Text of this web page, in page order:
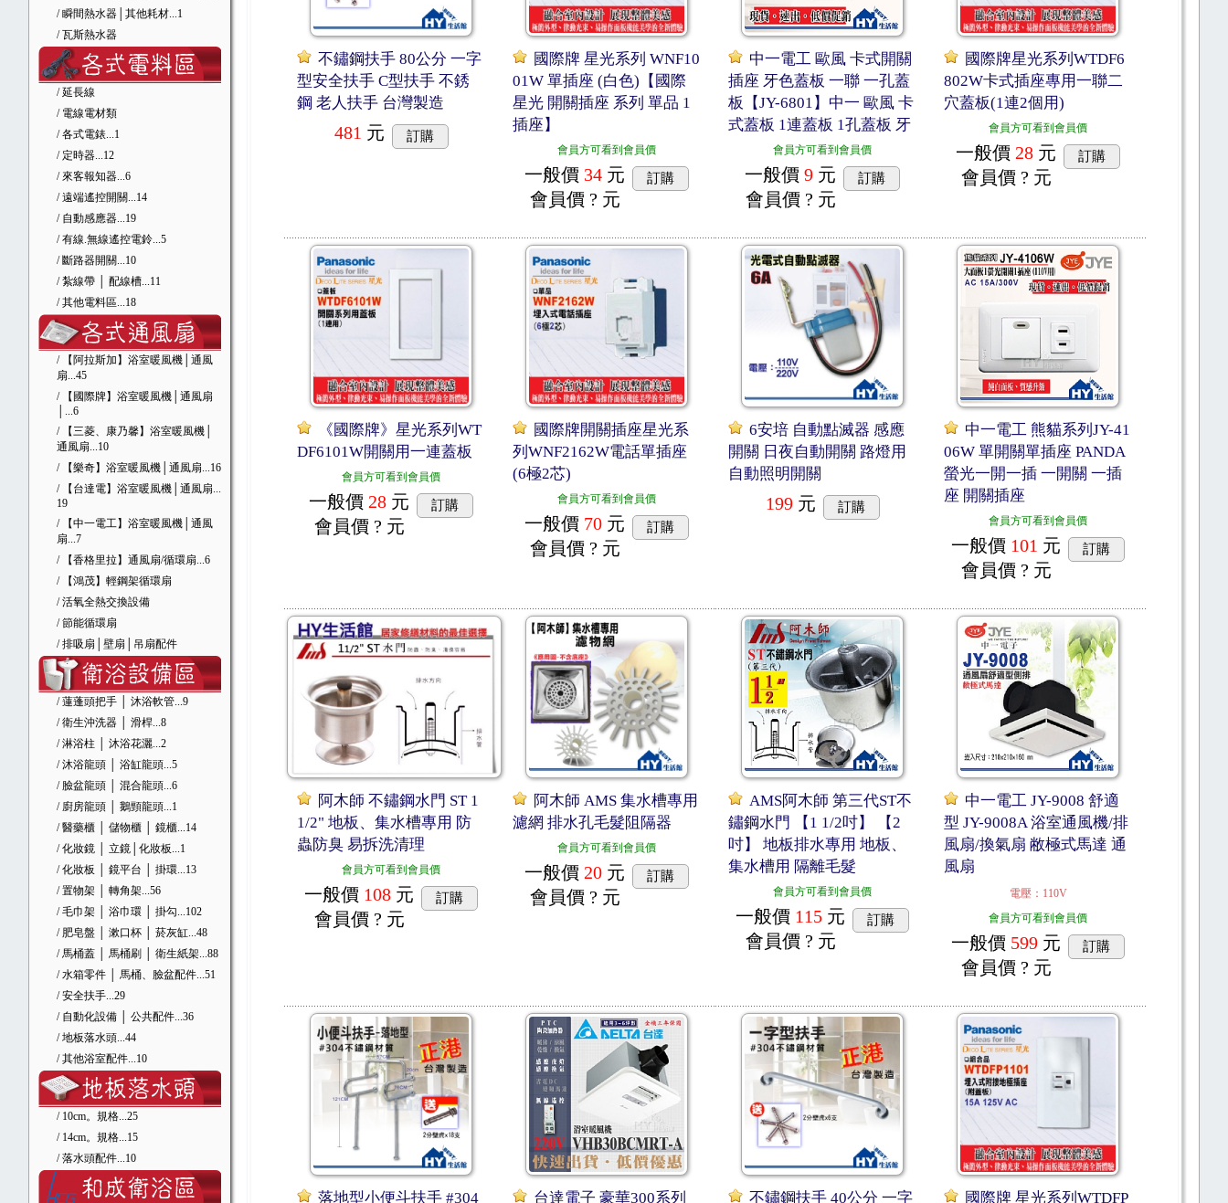
/ 瞬間熱水器│其他耗材...1
/ 瓦斯熱水器
/ 延長線
/ 電線電材類
/ 各式電錶...1
/ 定時器...12
/ 來客報知器...6
/ 遠端遙控開關...14
/ 自動感應器...19
/ 有線.無線遙控電鈴...5
/ 斷路器開關...10
/ 紮線帶 │ 配線槽...11
/ 其他電料區...18
/ 【阿拉斯加】浴室暖風機│通風
扇...45
/ 【國際牌】浴室暖風機│通風扇
...6
/ 【三菱、康乃馨】浴室暖風機│
通風扇...10
/ 【樂奇】浴室暖風機│通風扇...16
/ 【台達電】浴室暖風機│通風扇...
19
/ 【中一電工】浴室暖風機│通風
扇...7
/ 【香格里拉】通風扇/循環扇...6
/ 【鴻茂】輕鋼架循環扇
/ 活氧全熱交換設備
/ 節能循環扇
/ 排吸扇│壁扇│吊扇配件
/ 蓮蓬頭把手 │ 沐浴軟管...9
/ 衛生沖洗器 │ 滑桿...8
/ 淋浴柱 │ 沐浴花灑...2
/ 沐浴龍頭 │ 浴缸龍頭...5
/ 臉盆龍頭 │ 混合龍頭...6
/ 廚房龍頭 │ 鵝頸龍頭...1
/ 醫藥櫃 │ 儲物櫃 │ 鏡櫃...14
/ 化妝鏡 │ 立鏡│化妝板...1
/ 化妝板 │ 鏡平台 │ 掛環...13
/ 置物架 │ 轉角架...56
/ 毛巾架 │ 浴巾環 │ 掛勾...102
/ 肥皂盤 │ 漱口杯 │ 菸灰缸...48
/ 馬桶蓋 │ 馬桶刷 │ 衛生紙架...88
/ 水箱零件 │ 馬桶、臉盆配件...51
/ 安全扶手...29
/ 自動化設備 │ 公共配件...36
/ 地板落水頭...44
/ 其他浴室配件...10
/ 10cm。規格...25
/ 14cm。規格...15
/ 落水頭配件...10
不鏽鋼扶手 80公分 一字
型安全扶手 C型扶手 不銹
鋼 老人扶手 台灣製造
481 元 訂購
國際牌 星光系列 WNF10
01W 單插座 (白色)【國際
星光 開關插座 系列 單品 1
插座】
會員方可看到會員價
一般價 34 元
會員價 ? 元
訂購
中一電工 歐風 卡式開關
插座 牙色蓋板 一聯 一孔蓋
板【JY-6801】中一 歐風 卡
式蓋板 1連蓋板 1孔蓋板 牙
會員方可看到會員價
一般價 9 元
會員價 ? 元
訂購
國際牌星光系列WTDF6
802W卡式插座專用一聯二
穴蓋板(1連2個用)
會員方可看到會員價
一般價 28 元
會員價 ? 元
訂購
《國際牌》星光系列WT
DF6101W開關用一連蓋板
會員方可看到會員價
一般價 28 元
會員價 ? 元
訂購
國際牌開關插座星光系
列WNF2162W電話單插座
(6極2芯)
會員方可看到會員價
一般價 70 元
會員價 ? 元
訂購
6安培 自動點滅器 感應
開關 日夜自動開關 路燈用
自動照明開關
199元 訂購
中一電工 熊貓系列JY-41
06W 單開關單插座 PANDA
螢光一開一插 一開關 一插
座 開關插座
會員方可看到會員價
一般價 101 元
會員價 ? 元
訂購
阿木師 不鏽鋼水門 ST 1
1/2" 地板、集水槽專用 防
蟲防臭 易拆洗清理
會員方可看到會員價
一般價 108 元
會員價 ? 元
訂購
阿木師 AMS 集水槽專用
濾網 排水孔毛髮阻隔器
會員方可看到會員價
一般價 20 元
會員價 ? 元
訂購
AMS阿木師 第三代ST不
鏽鋼水門 【1 1/2吋】 【2
吋】 地板排水專用 地板、
集水槽用 隔離毛髮
會員方可看到會員價
一般價 115 元
會員價 ? 元
訂購
中一電工 JY-9008 舒適
型 JY-9008A 浴室通風機/排
風扇/換氣扇 敝極式馬達 通
風扇
電壓：110V
會員方可看到會員價
一般價 599 元
會員價 ? 元
訂購
落地型小便斗扶手 #304 台達電子 豪華300系列 不鏽鋼扶手 40公分 一字 國際牌 星光系列WTDFP